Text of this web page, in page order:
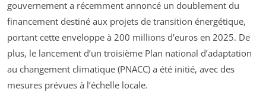
gouvernement a récemment annoncé un doublement du
financement destiné aux projets de transition énergétique,
portant cette enveloppe à 200 millions d’euros en 2025. De
plus, le lancement d’un troisième Plan national d’adaptation
au changement climatique (PNACC) a été initié, avec des
mesures prévues à l’échelle locale.